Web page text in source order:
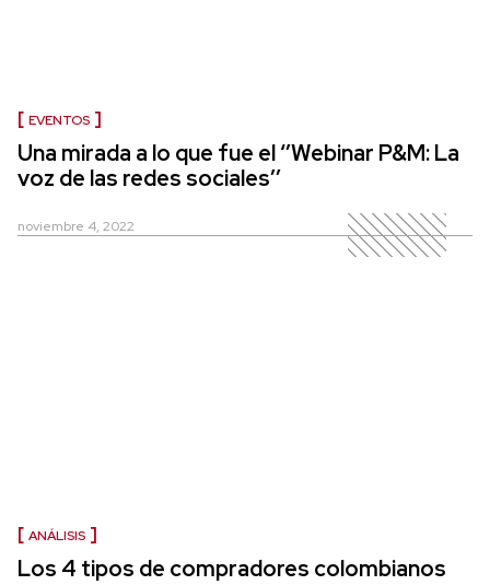
EVENTOS
Una mirada a lo que fue el ‘’Webinar P&M: La
voz de las redes sociales’’
noviembre 4, 2022
ANÁLISIS
Los 4 tipos de compradores colombianos